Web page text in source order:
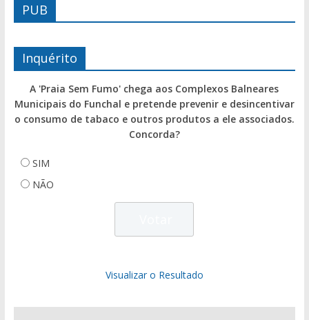
PUB
Inquérito
A 'Praia Sem Fumo' chega aos Complexos Balneares
Municipais do Funchal e pretende prevenir e desincentivar
o consumo de tabaco e outros produtos a ele associados.
Concorda?
SIM
NÃO
Visualizar o Resultado